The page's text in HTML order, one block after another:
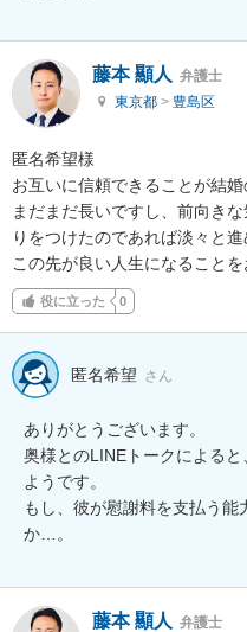
藤本 顯人 弁護士
東京都 > 豊島区
匿名希望様
お互いに信頼できることが結
まだまだ長いですし、前向き
りをつけたのであれば淡々と
この先が良い人生になることを
役に立った 0
匿名希望 さん
ありがとうございます。
奥様とのLINEトークによる
ようです。
もし、彼が慰謝料を支払う能
か…。
藤本 顯人 弁護士